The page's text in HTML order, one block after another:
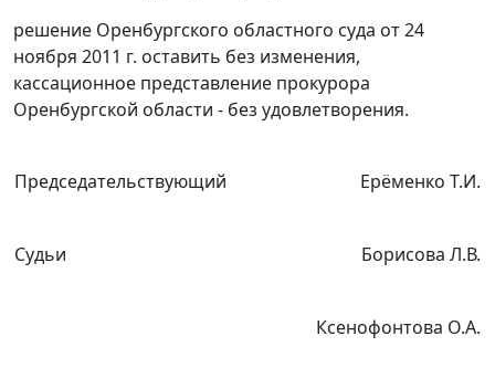
решение Оренбургского областного суда от 24
ноября 2011 г. оставить без изменения,
кассационное представление прокурора
Оренбургской области - без удовлетворения.
Председательствующий Ерёменко Т.И.
Судьи Борисова Л.В.
Ксенофонтова О.А.